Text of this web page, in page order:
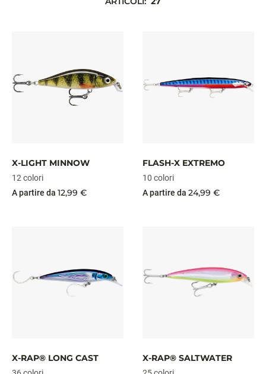
X-LIGHT MINNOW
12 colori
A partire da 12,99 €
FLASH-X EXTREMO
10 colori
A partire da 24,99 €
X-RAP® LONG CAST X-RAP® SALTWATER